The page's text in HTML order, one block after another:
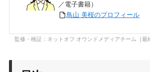
／電子書籍）
鳥山 美桜のプロフィール
監修・検証：ネットオフ オウンドメディアチーム［最